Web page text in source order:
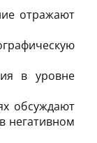
отражают
в уровне
обсуждают
негативном